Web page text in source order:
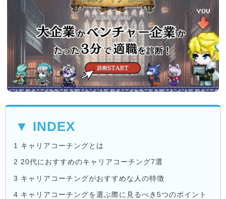
▼ INDEX
1 キャリアコーチングとは
2 20代におすすめのキャリアコーチング7選
3 キャリアコーチングがおすすめな人の特徴
4 キャリアコーチングを選ぶ際に見るべき5つのポイント